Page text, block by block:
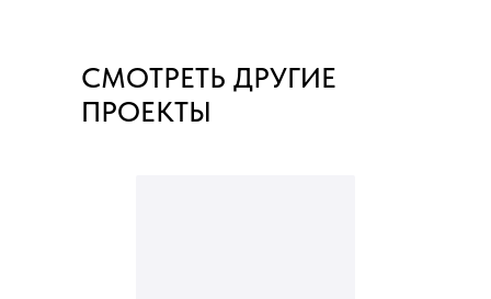
СМОТРЕТЬ ДРУГИЕ
ПРОЕКТЫ